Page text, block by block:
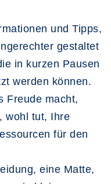
und Tipps,
gestaltet
in kurzen Pausen
werden können.
Freude macht,
wohl tut, Ihre
für den
eine Matte,